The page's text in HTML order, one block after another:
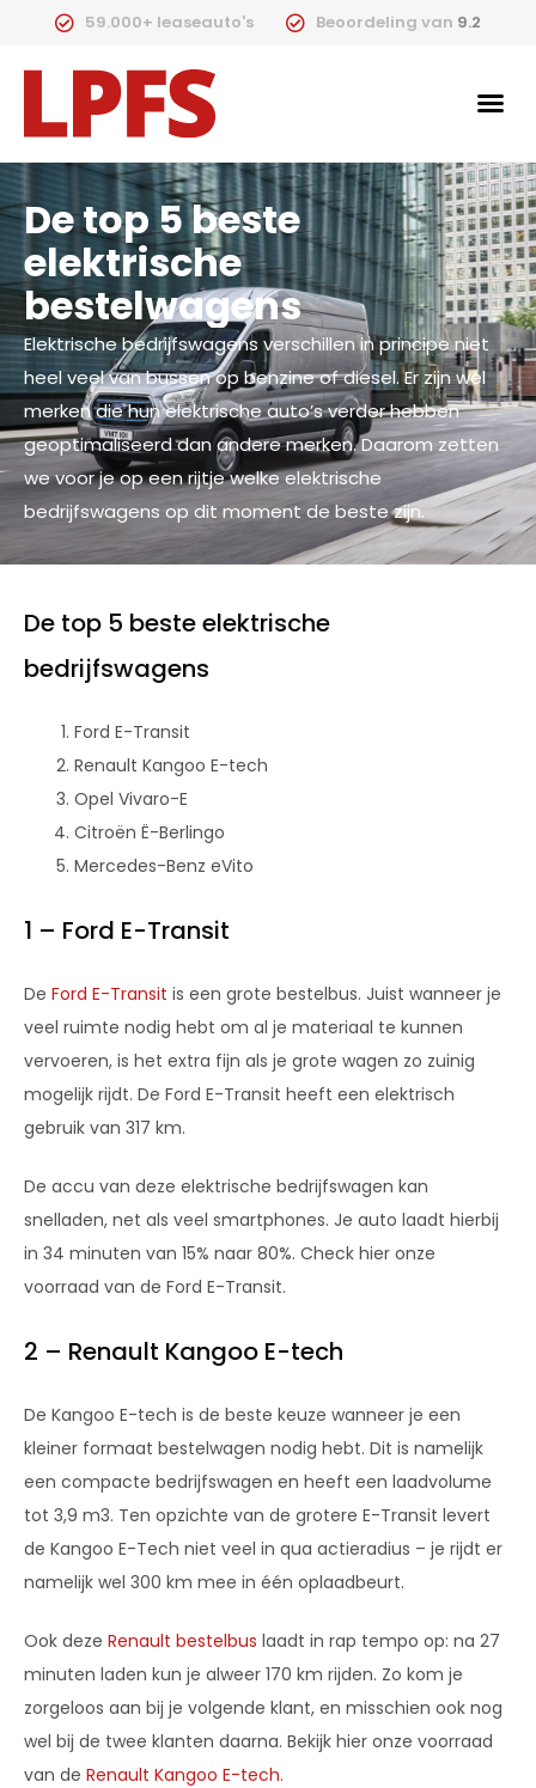
59.000+ leaseauto's Beoordeling van 9.2
De top 5 beste
elektrische
bestelwagens
Elektrische bedrijfswagens verschillen in principe niet
heel veel van bussen op benzine of diesel. Er zijn wel
merken die hun elektrische auto’s verder hebben
geoptimaliseerd dan andere merken. Daarom zetten
we voor je op een rijtje welke elektrische
bedrijfswagens op dit moment de beste zijn.
De top 5 beste elektrische
bedrijfswagens
Ford E-Transit
Renault Kangoo E-tech
Opel Vivaro-E
Citroën Ë-Berlingo
Mercedes-Benz eVito
1 – Ford E-Transit
De Ford E-Transit is een grote bestelbus. Juist wanneer je
veel ruimte nodig hebt om al je materiaal te kunnen
vervoeren, is het extra fijn als je grote wagen zo zuinig
mogelijk rijdt. De Ford E-Transit heeft een elektrisch
gebruik van 317 km.
De accu van deze elektrische bedrijfswagen kan
snelladen, net als veel smartphones. Je auto laadt hierbij
in 34 minuten van 15% naar 80%. Check hier onze
voorraad van de Ford E-Transit.
2 – Renault Kangoo E-tech
De Kangoo E-tech is de beste keuze wanneer je een
kleiner formaat bestelwagen nodig hebt. Dit is namelijk
een compacte bedrijfswagen en heeft een laadvolume
tot 3,9 m3. Ten opzichte van de grotere E-Transit levert
de Kangoo E-Tech niet veel in qua actieradius – je rijdt er
namelijk wel 300 km mee in één oplaadbeurt.
Ook deze Renault bestelbus laadt in rap tempo op: na 27
minuten laden kun je alweer 170 km rijden. Zo kom je
zorgeloos aan bij je volgende klant, en misschien ook nog
wel bij de twee klanten daarna. Bekijk hier onze voorraad
van de Renault Kangoo E-tech.